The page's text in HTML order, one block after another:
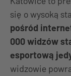
się o wysoką
pośród
000 widzów
esportową
widzowie